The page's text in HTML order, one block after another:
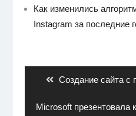
Как изменились
Instagram за последние
записямPrevious
Создание сайта
Next
Microsoft презентовала